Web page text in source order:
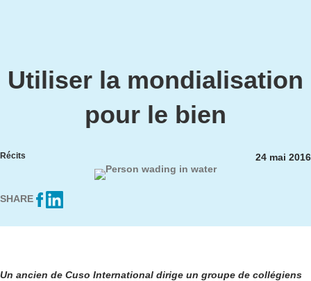
Utiliser la mondialisation
pour le bien
Récits 24 mai 2016
SHARE
Un ancien de Cuso International dirige un groupe de collégiens